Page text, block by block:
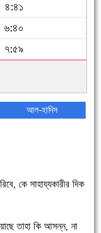
৪:৪১
৬:৪০
৭:৫৯
আল-হাদিস
কে সাহায্যকারীর দিক
তাহা কি আসন্ন, না